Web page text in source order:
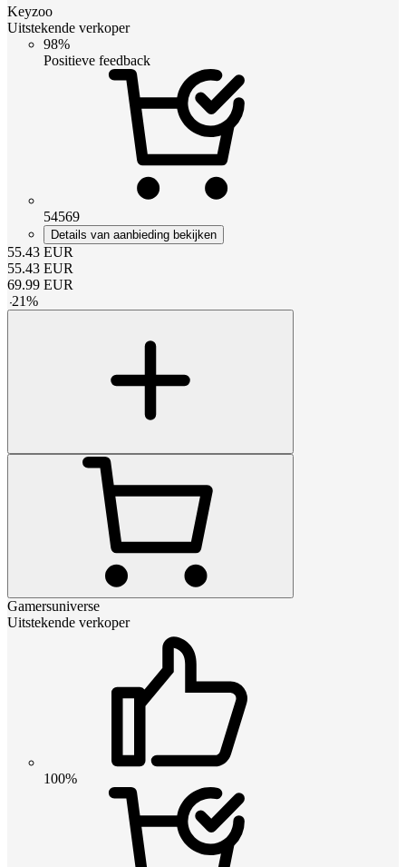
Keyzoo
Uitstekende verkoper
98%
Positieve feedback
54569
Details van aanbieding bekijken
55.43 EUR
55.43 EUR
69.99 EUR
-21%
Gamersuniverse
Uitstekende verkoper
100%